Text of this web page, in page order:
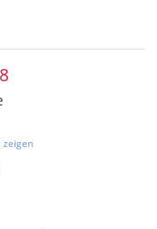
zeigen